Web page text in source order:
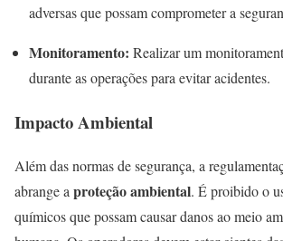
adversas que possam comprometer a
Monitoramento: Realizar um
durante as operações para evitar acidentes.
Impacto Ambiental
Além das normas de segurança, a
abrange aproteção ambiental. É proibido o
químicos que possam causar danos ao meio